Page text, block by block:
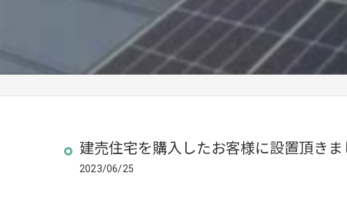
建売住宅を購入したお客様に設置頂きま
2023/06/25